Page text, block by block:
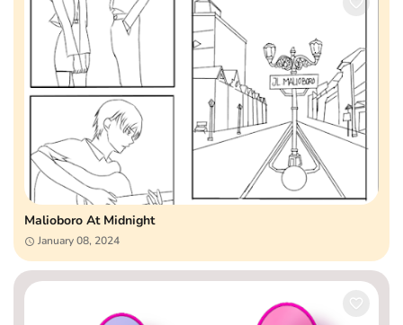
Malioboro At Midnight
January 08, 2024